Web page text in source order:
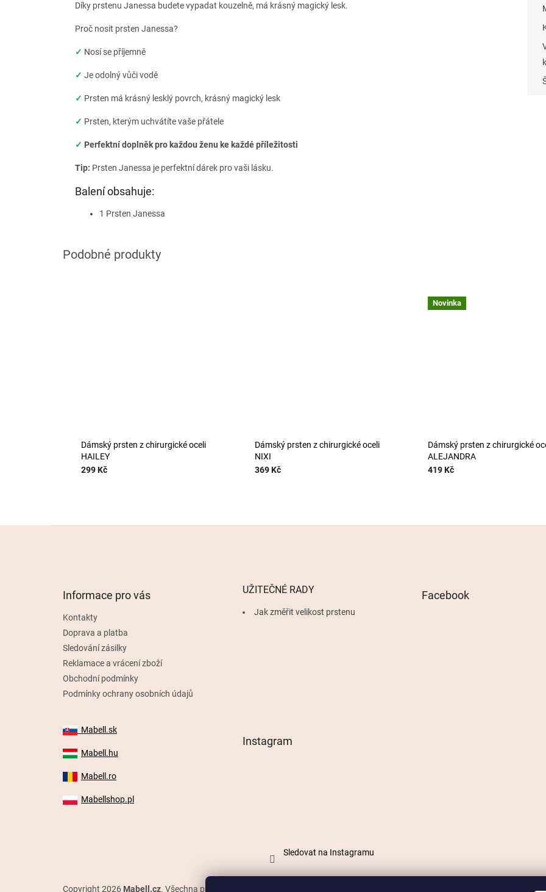
Díky prstenu Janessa budete vypadat kouzelně, má krásný magický lesk.
Proč nosit prsten Janessa?
✓ Nosí se příjemně
✓ Je odolný vůči vodě
✓ Prsten má krásný lesklý povrch, krásný magický lesk
✓ Prsten, kterým uchvátíte vaše přátele
✓ Perfektní doplněk pro každou ženu ke každé příležitosti
Tip: Prsten Janessa je perfektní dárek pro vaši lásku.
Balení obsahuje:
1 Prsten Janessa
Dámský prsten z chirurgické oceli
HAILEY
299 Kč
Dámský prsten z chirurgické oceli
NIXI
369 Kč
Novinka
Dámský prsten z chirurgické
ALEJANDRA
419 Kč
Informace pro vás
Kontakty
Doprava a platba
Sledování zásilky
Reklamace a vrácení zboží
Obchodní podmínky
Podmínky ochrany osobních údajů
UŽITEČNÉ RADY
Jak změřit velikost prstenu
Facebook
Mabell.sk
Mabell.hu
Mabell.ro
Mabellshop.pl
Instagram
Sledovat na Instagramu
Copyright 2026 Mabell.cz. Všechna práva vyhrazena.